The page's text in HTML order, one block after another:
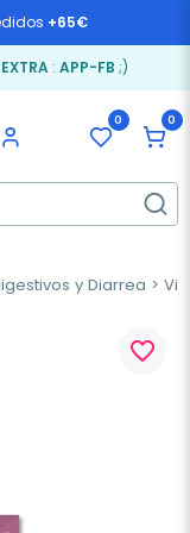
+65€
: APP-FB ;)
0 0
y Diarrea
favorite_border